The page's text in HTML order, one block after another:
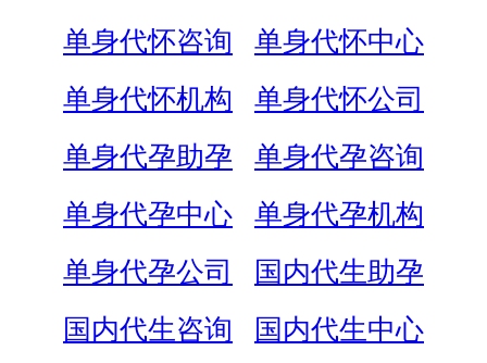
单身代怀咨询
单身代怀中心
单身代怀机构
单身代怀公司
单身代孕助孕
单身代孕咨询
单身代孕中心
单身代孕机构
单身代孕公司
国内代生助孕
国内代生咨询
国内代生中心